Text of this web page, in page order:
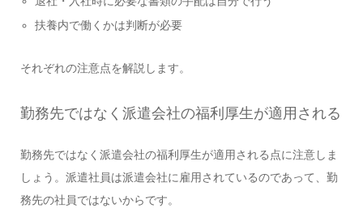
扶養内で働くかは判断が必要
それぞれの注意点を解説します。
勤務先ではなく派遣会社の福利厚生が適用される
勤務先ではなく派遣会社の福利厚生が適用される点に注意しま
しょう。派遣社員は派遣会社に雇用されているのであって、勤
務先の社員ではないからです。